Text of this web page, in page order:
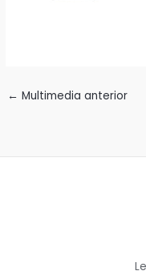
← Multimedia anterior